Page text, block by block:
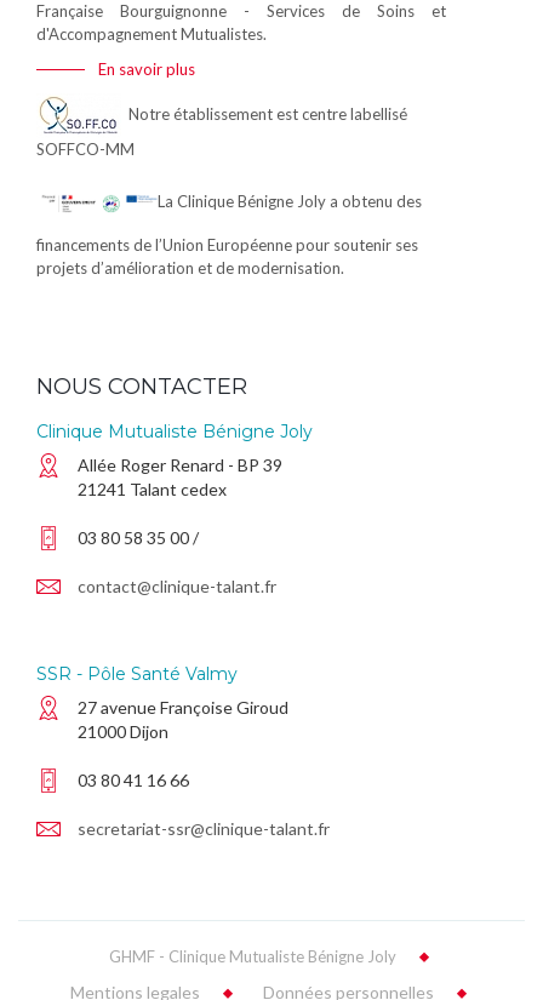
Française Bourguignonne - Services de Soins et
d'Accompagnement Mutualistes.
En savoir plus
Notre établissement est centre labellisé
SOFFCO-MM
La Clinique Bénigne Joly a obtenu des
financements de l’Union Européenne pour soutenir ses
projets d’amélioration et de modernisation.
NOUS CONTACTER
Clinique Mutualiste Bénigne Joly
Allée Roger Renard - BP 39
21241 Talant cedex
03 80 58 35 00 /
contact@clinique-talant.fr
SSR - Pôle Santé Valmy
27 avenue Françoise Giroud
21000 Dijon
03 80 41 16 66
secretariat-ssr@clinique-talant.fr
GHMF - Clinique Mutualiste Bénigne Joly
Mentions legales Données personnelles